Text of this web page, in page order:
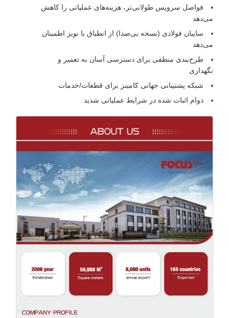
فواصل سرویس طولانی‌تر، هزینه‌های عملیاتی را کاهش
می‌دهد
سایبان فولادی (نسخه بی‌صدا) از انطباق با نویز اطمینان
می‌دهد
طرح‌بندی منطقی برای دسترسی آسان به تعمیر و
نگهداری
شبکه پشتیبانی جهانی کامینز برای قطعات/خدمات
دوام اثبات شده در شرایط عملیاتی شدید